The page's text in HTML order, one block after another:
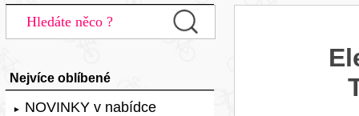
Nejvíce oblíbené
► NOVINKY v nabídce